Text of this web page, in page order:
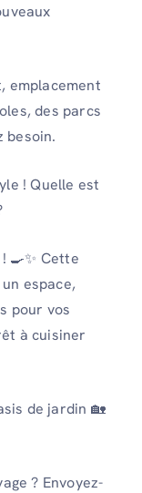
emplacement
des parcs
besoin.
! Quelle est
🍳✨ Cette
espace,
pour vos
à cuisiner
de jardin 🏡
? Envoyez-